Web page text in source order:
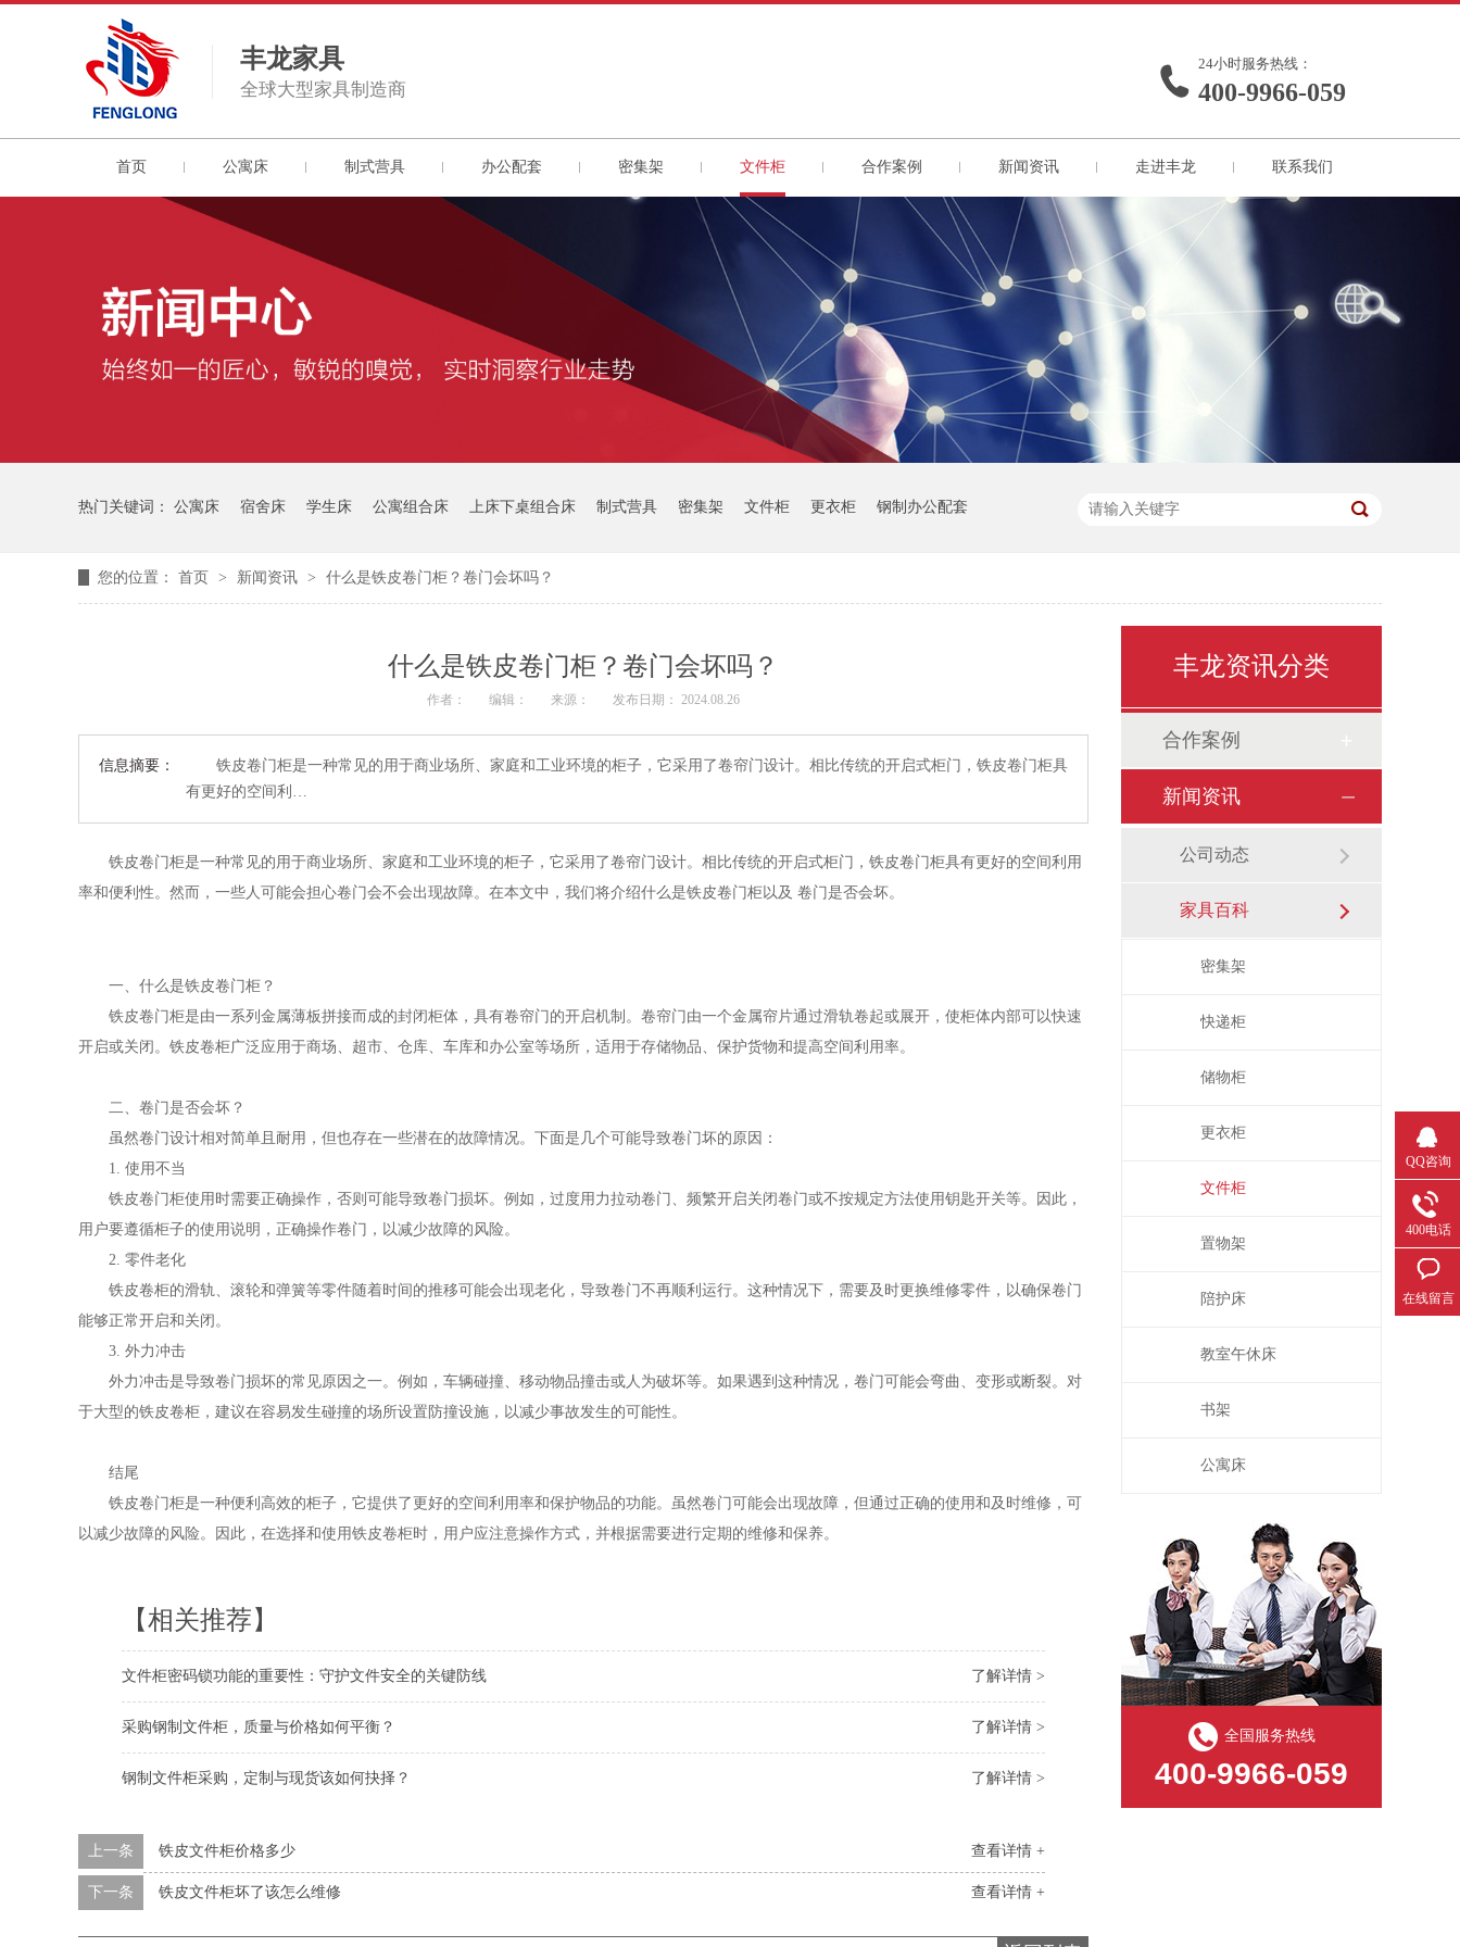
丰龙家具
全球大型家具制造商
24小时服务热线：
400-9966-059
首页 公寓床 制式营具 办公配套 密集架 文件柜 合作案例 新闻资讯 走进丰龙 联系我们
热门关键词： 公寓床 宿舍床 学生床 公寓组合床 上床下桌组合床 制式营具 密集架 文件柜 更衣柜 钢制办公配套
您的位置： 首页 > 新闻资讯 > 什么是铁皮卷门柜？卷门会坏吗？
什么是铁皮卷门柜？卷门会坏吗？
作者： 编辑： 来源： 发布日期： 2024.08.26
信息摘要：
铁皮卷门柜是一种常见的用于商业场所、家庭和工业环境的柜子，它采用了卷帘门设计。相比传统的开启式柜门，铁皮卷门柜具
有更好的空间利…
铁皮卷门柜是一种常见的用于商业场所、家庭和工业环境的柜子，它采用了卷帘门设计。相比传统的开启式柜门，铁皮卷门柜具有更好的空间利用
率和便利性。然而，一些人可能会担心卷门会不会出现故障。在本文中，我们将介绍什么是铁皮卷门柜以及 卷门是否会坏。
一、 什么是铁皮卷门柜？
铁皮卷门柜是由一系列金属薄板拼接而成的封闭柜体，具有卷帘门的开启机制。卷帘门由一个金属帘片通过滑轨卷起或展开，使柜体内部可以快速
开启或关闭。铁皮卷柜广泛应用于商场、超市、仓库、车库和办公室等场所，适用于存储物品、保护货物和提高空间利用率。
二、 卷门是否会坏？
虽然卷门设计相对简单且耐用，但也存在一些潜在的故障情况。下面是几个可能导致卷门坏的原因：
1. 使用不当
铁皮卷门柜使用时需要正确操作，否则可能导致卷门损坏。例如，过度用力拉动卷门、频繁开启关闭卷门或不按规定方法使用钥匙开关等。因此，
用户要遵循柜子的使用说明，正确操作卷门，以减少故障的风险。
2. 零件老化
铁皮卷柜的滑轨、滚轮和弹簧等零件随着时间的推移可能会出现老化，导致卷门不再顺利运行。这种情况下，需要及时更换维修零件，以确保卷门
能够正常开启和关闭。
3. 外力冲击
外力冲击是导致卷门损坏的常见原因之一。例如，车辆碰撞、移动物品撞击或人为破坏等。如果遇到这种情况，卷门可能会弯曲、变形或断裂。对
于大型的铁皮卷柜，建议在容易发生碰撞的场所设置防撞设施，以减少事故发生的可能性。
结尾
铁皮卷门柜是一种便利高效的柜子，它提供了更好的空间利用率和保护物品的功能。虽然卷门可能会出现故障，但通过正确的使用和及时维修，可
以减少故障的风险。因此，在选择和使用铁皮卷柜时，用户应注意操作方式，并根据需要进行定期的维修和保养。
【相关推荐】
了解详情 >
文件柜密码锁功能的重要性：守护文件安全的关键防线
了解详情 >
采购钢制文件柜，质量与价格如何平衡？
了解详情 >
钢制文件柜采购，定制与现货该如何抉择？
查看详情 +
上一条 铁皮文件柜价格多少
查看详情 +
下一条 铁皮文件柜坏了该怎么维修
丰龙资讯分类
合作案例
新闻资讯
公司动态
家具百科
密集架
快递柜
储物柜
更衣柜
文件柜
置物架
陪护床
教室午休床
书架
公寓床
全国服务热线
400-9966-059
QQ咨询
400电话
在线留言